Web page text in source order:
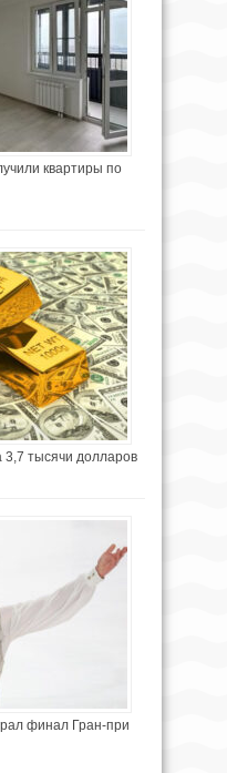
квартиры по
тысячи долларов
финал Гран-при